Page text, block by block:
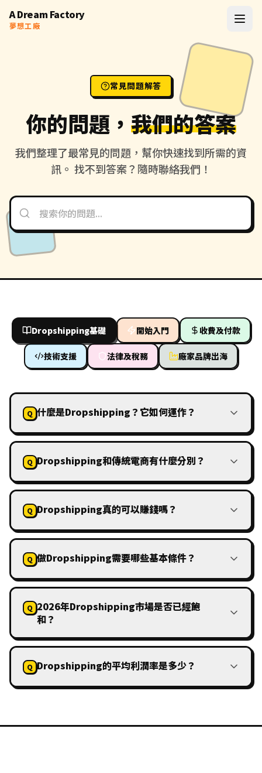
A Dream Factory
夢想工廠
Workshop 系統
Done For You
FAQ
方案總覽
由 SiuTung 小彤 主理 · 香港
常見問題解答
你的問題， 我們的答案
我們整理了最常見的問題，幫你快速找到所需的資
訊。 找不到答案？隨時聯絡我們！
Dropshipping基礎 開始入門 收費及付款
技術支援 法律及稅務 廠家品牌出海
Q 什麼是Dropshipping？它如何運作？
Q Dropshipping和傳統電商有什麼分別？
Q Dropshipping真的可以賺錢嗎？
Q 做Dropshipping需要哪些基本條件？
Q 2026年Dropshipping市場是否已經飽
和？
Q Dropshipping的平均利潤率是多少？